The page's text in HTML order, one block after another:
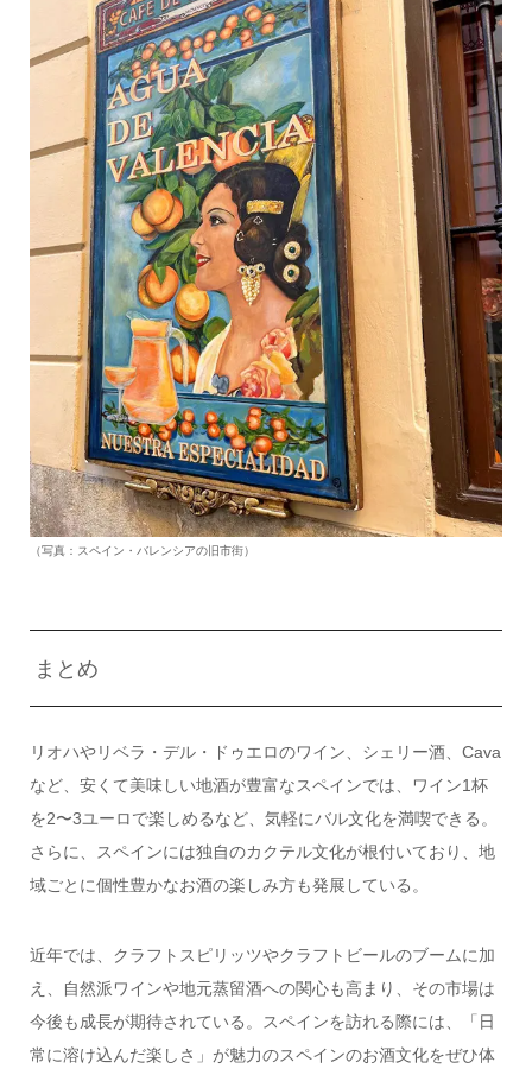
（写真：スペイン・バレンシアの旧市街）
まとめ
リオハやリベラ・デル・ドゥエロのワイン、シェリー酒、Cava
など、安くて美味しい地酒が豊富なスペインでは、ワイン1杯
を2〜3ユーロで楽しめるなど、気軽にバル文化を満喫できる。
さらに、スペインには独自のカクテル文化が根付いており、地
域ごとに個性豊かなお酒の楽しみ方も発展している。
近年では、クラフトスピリッツやクラフトビールのブームに加
え、自然派ワインや地元蒸留酒への関心も高まり、その市場は
今後も成長が期待されている。スペインを訪れる際には、「日
常に溶け込んだ楽しさ」が魅力のスペインのお酒文化をぜひ体